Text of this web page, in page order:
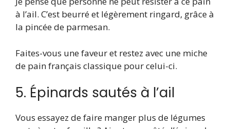
à l’ail. C’est beurré et légèrement ringard, grâce à
la pincée de parmesan.
Faites-vous une faveur et restez avec une miche
de pain français classique pour celui-ci.
5. Épinards sautés à l’ail
Vous essayez de faire manger plus de légumes